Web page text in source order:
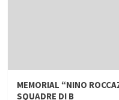
MEMORIAL “NINO
SQUADRE DI B